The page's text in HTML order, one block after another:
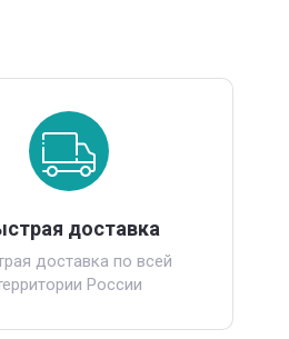
доставка
доставка по всей
России